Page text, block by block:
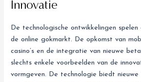
Innovatie
De technologische ontwikkelingen
de online gokmarkt. De opkomst van
casino’s en de integratie van nieuwe
slechts enkele voorbeelden van de
vormgeven. De technologie biedt nieuwe